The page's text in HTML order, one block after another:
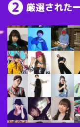
厳選された